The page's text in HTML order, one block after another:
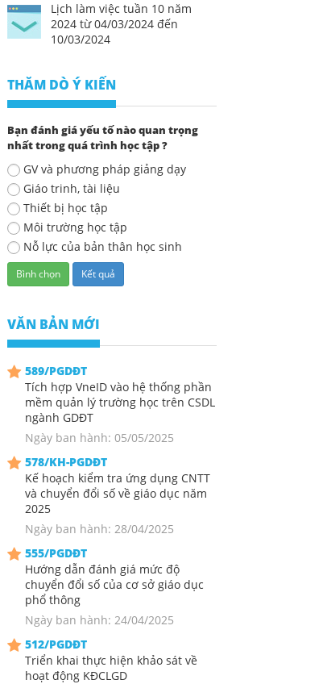
Lịch làm việc tuần 10 năm
2024 từ 04/03/2024 đến
10/03/2024
THĂM DÒ Ý KIẾN
Bạn đánh giá yếu tố nào quan trọng
nhất trong quá trình học tập ?
GV và phương pháp giảng dạy
Giáo trinh, tài liệu
Thiết bị học tập
Môi trường học tập
Nỗ lực của bản thân học sinh
VĂN BẢN MỚI
589/PGDĐT
Tích hợp VneID vào hệ thống phần
mềm quản lý trường học trên CSDL
ngành GDĐT
Ngày ban hành: 05/05/2025
578/KH-PGDĐT
Kế hoạch kiểm tra ứng dụng CNTT
và chuyển đổi số về giáo dục năm
2025
Ngày ban hành: 28/04/2025
555/PGDĐT
Hướng dẫn đánh giá mức độ
chuyển đổi số của cơ sở giáo dục
phổ thông
Ngày ban hành: 24/04/2025
512/PGDĐT
Triển khai thực hiện khảo sát về
hoạt động KĐCLGD